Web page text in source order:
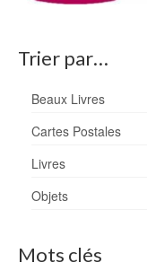
Trier par…
Beaux Livres
Cartes Postales
Livres
Objets
Mots clés